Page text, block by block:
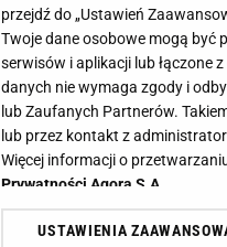
przejdź do „Ustawień
Twoje dane osobowe mogą być
serwisów i aplikacji lub łączone
danych nie wymaga zgody i
lub Zaufanych Partnerów.
lub przez kontakt z
Więcej informacji o
Prywatności Agora S.A.
Klikając „Akceptuję” wyrażasz
USTAWIENIA